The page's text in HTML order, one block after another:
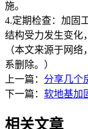
施。
4.定期检查：加固
结构受力发生变化
（本文来源于网
系删除。）
上一篇： 分享几个
下一篇： 软地基加
相关文章